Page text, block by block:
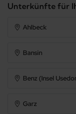
Unterkünfte für
Ahlbeck
Bansin
Benz (Insel
Garz